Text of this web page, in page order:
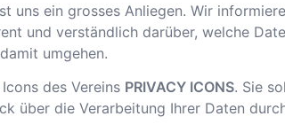
uns ein grosses Anliegen. Wir
und verständlich darüber, welche
umgehen.
des Vereins PRIVACY ICONS. Sie
über die Verarbeitung Ihrer Daten